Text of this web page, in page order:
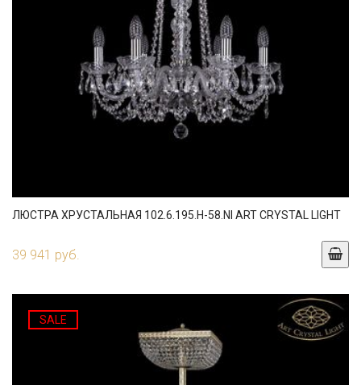
ЛЮСТРА ХРУСТАЛЬНАЯ 102.6.195.H-58.NI ART CRYSTAL LIGHT
39 941 руб.
SALE